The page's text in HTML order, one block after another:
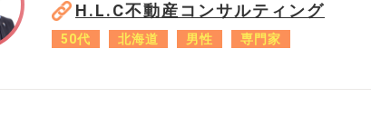
H.L.C不動産コンサルティング
50代 北海道 男性 専門家